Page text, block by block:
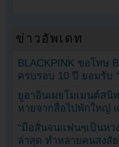
ข่าวอัพเดท
BLACKPINK ขอโทษ
ครบรอบ 10 ปี ยอมรับ
ยูอาอินเผยโมเมนต์สนิ
หายจากสื่อไปพักใหญ่
“มือสั่นจนแฟนๆเป็นห่ว
ล่าสุด ทำหลายคนสงสั